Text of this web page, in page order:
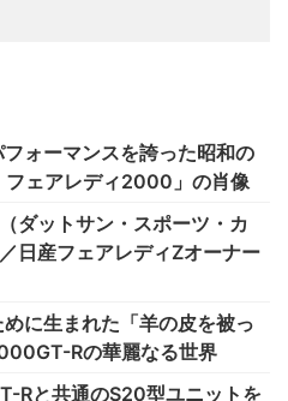
ォーマンスを誇った昭和の
フェアレディ2000」の肖像
ダットサン・スポーツ・カ
日産フェアレディZオーナー
に生まれた「羊の皮を被っ
Rの華麗なる世界
Rと共通のS20型ユニットを